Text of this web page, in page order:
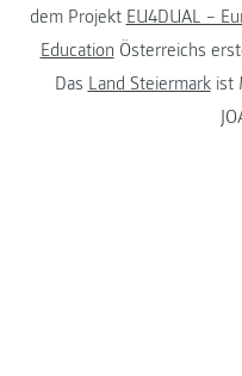
dem Projekt EU4DUAL –
Education Österreichs
Das Land Steiermarkist